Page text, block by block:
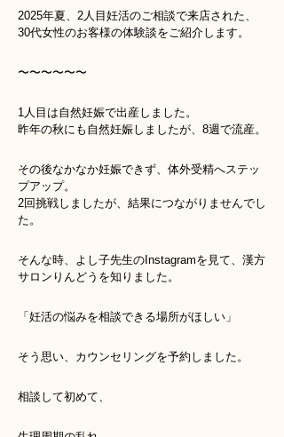
2025年夏、2人目妊活のご相談で来店された、
30代女性のお客様の体験談をご紹介します。
〜〜〜〜〜〜
1人目は自然妊娠で出産しました。
昨年の秋にも自然妊娠しましたが、8週で流産。
その後なかなか妊娠できず、体外受精へステッ
プアップ。
2回挑戦しましたが、結果につながりませんでし
た。
そんな時、よし子先生のInstagramを見て、漢方
サロンりんどうを知りました。
「妊活の悩みを相談できる場所がほしい」
そう思い、カウンセリングを予約しました。
相談して初めて、